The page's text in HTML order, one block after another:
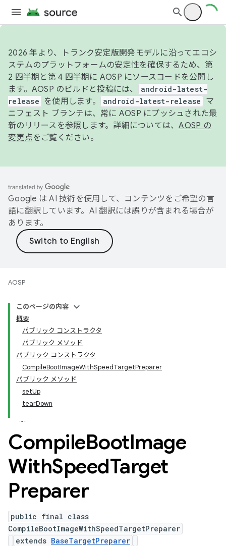
2026 年より、トランク安定版開発モデルに沿ってエコシ
ステムのプラットフォームの安定性を確保するため、第
2 四半期と第 4 四半期に AOSP にソースコードを公開し
ます。AOSP のビルドと投稿には、
android-latest-
release
を使用します。 android-latest-release
マ
ニフェスト ブランチは、常に AOSP にプッシュされた最
新のリリースを参照します。詳細については、AOSP の
変更点をご覧ください。
Google は AI 技術を使用して、コンテンツをご希望の言
語に翻訳しています。AI 翻訳には誤りが含まれる場合が
あります。
AOSP
このページの内容
概要
パブリック コンストラクタ
パブリック メソッド
パブリック コンストラクタ
CompileBootImageWithSpeedTargetPreparer
パブリック メソッド
setUp
tearDown
CompileBootImage
WithSpeedTarget
Preparer
public final class
CompileBootImageWithSpeedTargetPreparer
extends BaseTargetPreparer